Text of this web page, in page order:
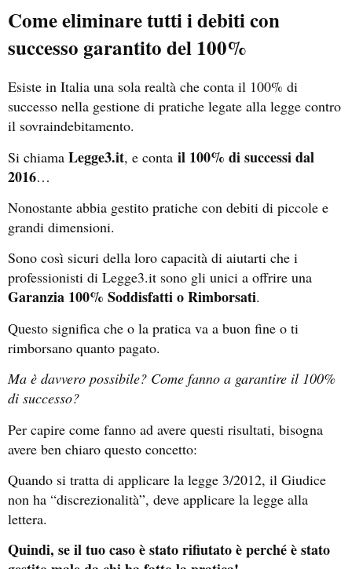
Come eliminare tutti i debiti con
successo garantito del 100%
Esiste in Italia una sola realtà che conta il 100% di
successo nella gestione di pratiche legate alla legge contro
il sovraindebitamento.
Si chiama Legge3.it, e conta il 100% di successi dal
2016…
Nonostante abbia gestito pratiche con debiti di piccole e
grandi dimensioni.
Sono così sicuri della loro capacità di aiutarti che i
professionisti di Legge3.it sono gli unici a offrire una
Garanzia 100% Soddisfatti o Rimborsati.
Questo significa che o la pratica va a buon fine o ti
rimborsano quanto pagato.
Ma è davvero possibile? Come fanno a garantire il 100%
di successo?
Per capire come fanno ad avere questi risultati, bisogna
avere ben chiaro questo concetto:
Quando si tratta di applicare la legge 3/2012, il Giudice
non ha “discrezionalità”, deve applicare la legge alla
lettera.
Quindi, se il tuo caso è stato rifiutato è perché è stato